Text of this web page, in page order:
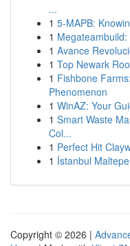
...
1 5-MAPB:
1
1 Avance
1 Top Newark
1 Fishbone
Phenomenon
1 WinAZ: Your
1 Smart Waste
Col...
1 Perfect Hit
1 İstanbul
Copyright © 2026 |